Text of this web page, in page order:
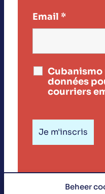
Beheer
Email *
données
courriers